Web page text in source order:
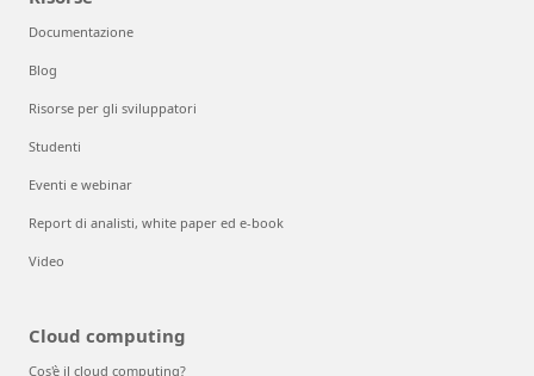
Documentazione
Blog
Risorse per gli sviluppatori
Studenti
Eventi e webinar
Report di analisti, white paper ed e-book
Video
Cloud computing
Cos'è il cloud computing?